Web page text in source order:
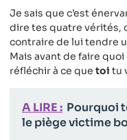
Je sais que c’est
dire tes quatre vérités,
contraire de lui tendre
Mais avant de faire
réfléchir à ce que toi tu
A LIRE : Pourquoi
le piège victime